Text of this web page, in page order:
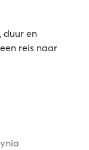
duur en
reis naar